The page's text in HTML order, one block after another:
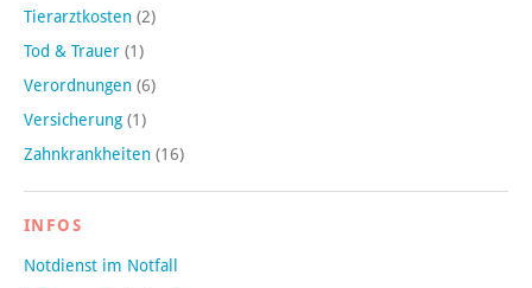
Tierarztkosten (2)
Tod & Trauer (1)
Verordnungen (6)
Versicherung (1)
Zahnkrankheiten (16)
INFOS
Notdienst im Notfall